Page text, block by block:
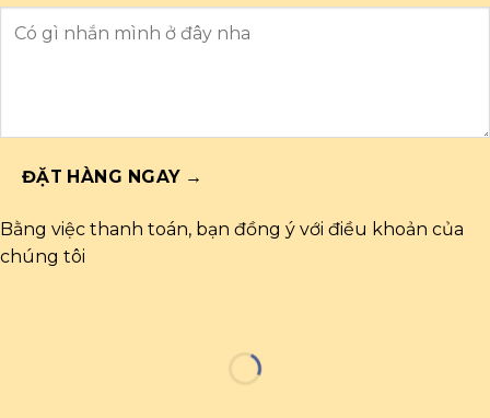
ĐẶT HÀNG NGAY →
Bằng việc thanh toán, bạn đồng ý với điều khoản của
chúng tôi